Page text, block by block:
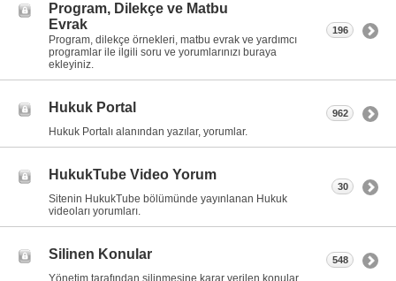
Program, Dilekçe ve Matbu
Evrak
Program, dilekçe örnekleri, matbu evrak ve yardımcı
programlar ile ilgili soru ve yorumlarınızı buraya
ekleyiniz.
196
Hukuk Portal
Hukuk Portalı alanından yazılar, yorumlar.
962
HukukTube Video Yorum
Sitenin HukukTube bölümünde yayınlanan Hukuk
videoları yorumları.
30
Silinen Konular
Yönetim tarafından silinmesine karar verilen konular
548